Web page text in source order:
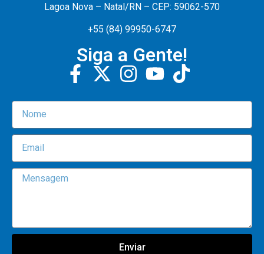
Lagoa Nova – Natal/RN – CEP: 59062-570
+55 (84) 99950-6747
Siga a Gente!
Enviar